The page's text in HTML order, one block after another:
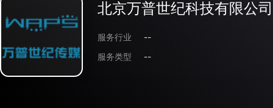
北京万普世纪科技有限公司
服务行业
--
服务类型
--